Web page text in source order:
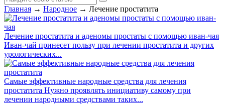
Главная → Народное → Лечение простатита
Лечение простатита и аденомы простаты с помощью иван-чая
Иван-чай принесет пользу при лечении простатита и других
урологических...
Самые эффективные народные средства для лечения
простатита Нужно проявлять инициативу самому при
лечении народными средствами таких...